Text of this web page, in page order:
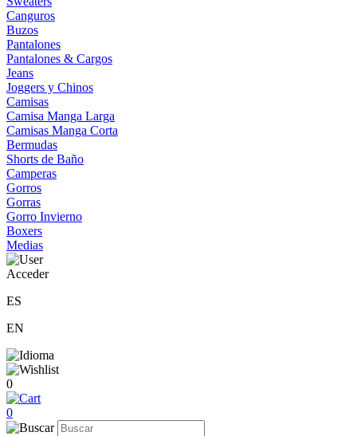
Canguros
Buzos
Pantalones
Pantalones & Cargos
Jeans
Joggers y Chinos
Camisas
Camisa Manga Larga
Camisas Manga Corta
Bermudas
Shorts de Baño
Camperas
Gorros
Gorras
Gorro Invierno
Boxers
Medias
Acceder
ES
EN
0
0